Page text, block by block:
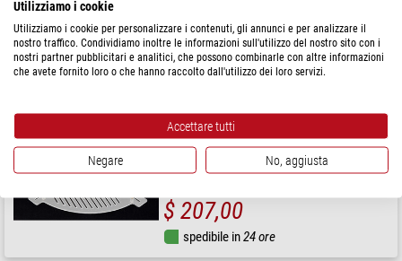
$ 103,00
spedibile in24 ore
Bahtinov 243-308mm
$ 207,00
spedibile in24 ore
Utilizziamo i cookie
Utilizziamo i cookie per personalizzare i contenuti, gli annunci e per analizzare il
nostro traffico. Condividiamo inoltre le informazioni sull'utilizzo del nostro sito con i
nostri partner pubblicitari e analitici, che possono combinarle con altre informazioni
che avete fornito loro o che hanno raccolto dall'utilizzo dei loro servizi.
Accettare tutti
Negare No, aggiusta